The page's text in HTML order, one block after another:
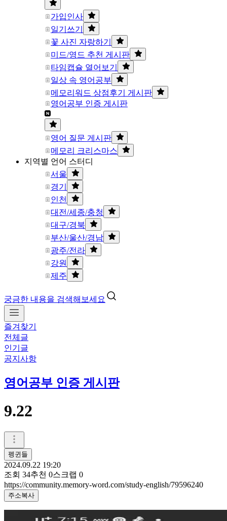
가입인사
일기쓰기
꽃 사진 자랑하기
미드/영드 추천 게시판
타임캡슐 열어보기
일상 속 영어공부
메모리워드 상점후기 게시판
영어공부 인증 게시판
영어 질문 게시판
메모리 크리스마스
지역별 언어 스터디
서울
경기
인천
대전/세종/충청
대구/경북
부산/울산/경남
광주/전라
강원
제주
궁금한 내용을 검색해보세요
즐겨찾기
전체글
인기글
공지사항
영어공부 인증 게시판
9.22
펭귄들
2024.09.22 19:20
조회 34추천 0스크랩 0
https://community.memory-word.com/study-english/79596240
주소복사